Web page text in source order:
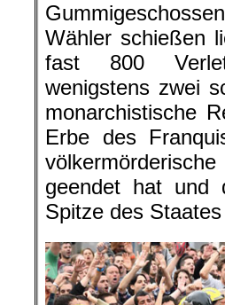
Wähler schießen
fast 800
wenigstens zwei
monarchistische
Erbe des
geendet hat und
Spitze des